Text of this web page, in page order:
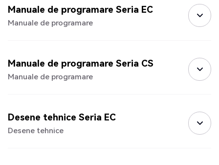
Manuale de programare Seria EC
Manuale de programare
Manuale de programare Seria CS
Manuale de programare
Desene tehnice Seria EC
Desene tehnice